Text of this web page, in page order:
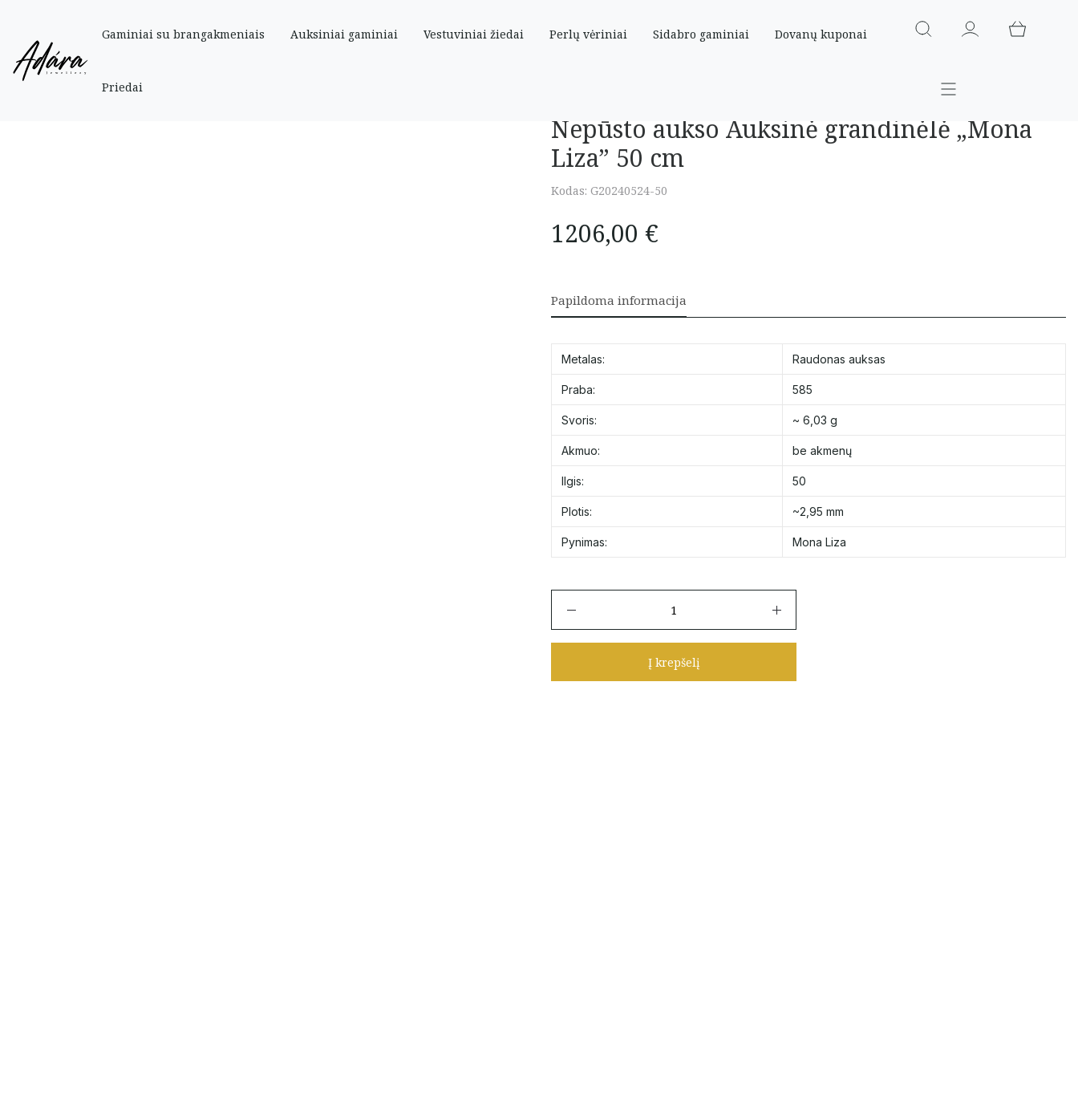
Gaminiai su brangakmeniais Auksiniai gaminiai Vestuviniai žiedai Perlų vėriniai Sidabro gaminiai Dovanų kuponai
Priedai
Pradinis Parduotuve » Auksiniai
Nepūsto aukso Auksinė grandinėlė „Mona
Liza” 50 cm
Kodas: G20240524-50
1206,00 €
Papildoma informacija
Metalas: Raudonas auksas
Praba: 585
Svoris: ~ 6,03 g
Akmuo: be akmenų
Ilgis: 50
Plotis: ~2,95 mm
Pynimas: Mona Liza
Nepūsto
grandinėlė
Į krepšelį